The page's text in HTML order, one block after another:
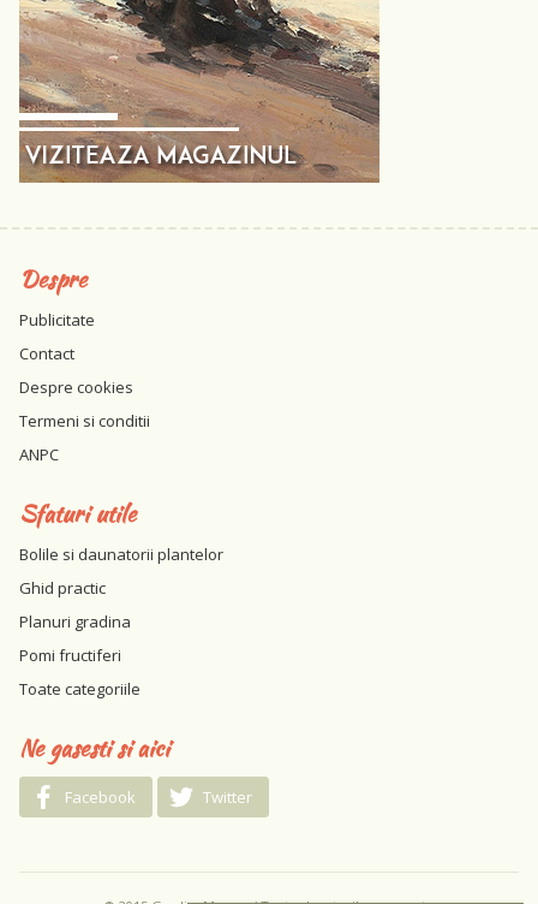
Despre
Publicitate
Contact
Despre cookies
Termeni si conditii
ANPC
Sfaturi utile
Bolile si daunatorii plantelor
Ghid practic
Planuri gradina
Pomi fructiferi
Toate categoriile
Ne gasesti si aici
Facebook Twitter